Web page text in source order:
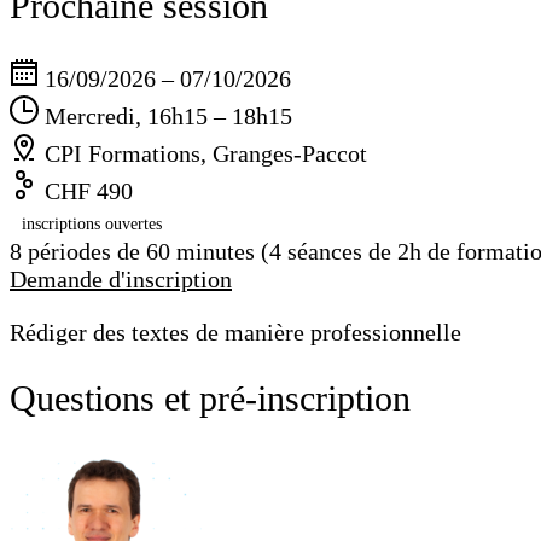
16/09/2026 – 07/10/2026
Mercredi, 16h15 – 18h15
CPI Formations, Granges-Paccot
CHF 490
inscriptions ouvertes
8 périodes de 60 minutes (4 séances de 2h de
Demande d'inscription
Rédiger des textes de manière professionnelle
Questions et pré-inscription